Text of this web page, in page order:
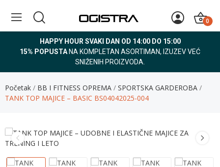
0
HAPPY HOUR SVAKI DAN OD 14:00 DO 15:00
15% POPUSTA NA KOMPLETAN ASORTIMAN, IZUZEV VEĆ
SNIŽENIH PROIZVODA.
Početak BB I FITNESS OPREMA
SPORTSKA GARDEROBA
TANK TOP MAJICE – BASIC BS04042025-004